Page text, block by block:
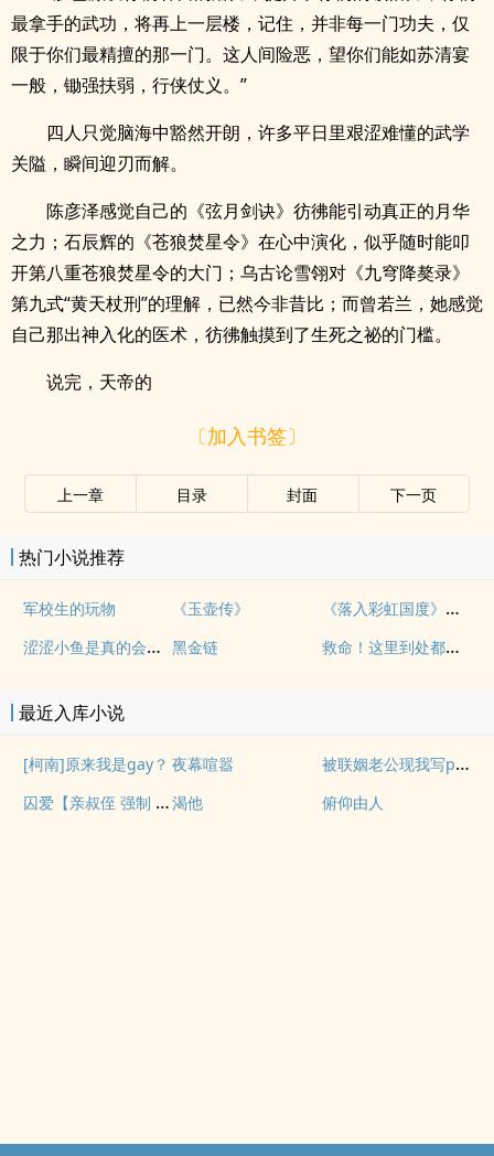
最拿手的武功，将再上一层楼，记住，并非每一门功夫，仅
限于你们最精擅的那一门。这人间险恶，望你们能如苏清宴
一般，锄强扶弱，行侠仗义。”
四人只觉脑海中豁然开朗，许多平日里艰涩难懂的武学
关隘，瞬间迎刃而解。
陈彦泽感觉自己的《弦月剑诀》彷彿能引动真正的月华
之力；石辰辉的《苍狼焚星令》在心中演化，似乎随时能叩
开第八重苍狼焚星令的大门；乌古论雪翎对《九穹降獒录》
第九式“黄天杖刑”的理解，已然今非昔比；而曾若兰，她感觉
自己那出神入化的医术，彷彿触摸到了生死之祕的门槛。
说完，天帝的
〔加入书签〕
上一章 目录 封面 下一页
热门小说推荐
军校生的玩物 《玉壶传》
《落入彩虹国度》穿越+西幻+言情
涩涩小鱼是真的会被干透 黑金链 救命！这里到处都是阴暗批（西幻NPH）
最近入库小说
[柯南]原来我是gay？ 夜幕喧嚣
被联姻老公现我写po文后
囚爱【亲叔侄 强制 1v1 h】渴他 俯仰由人